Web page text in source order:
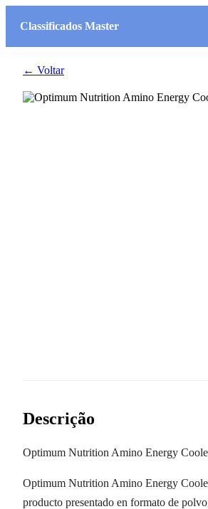
Classificados Master
← Voltar
Descrição
Optimum Nutrition Amino Energy
Optimum Nutrition Amino Energy
producto presentado en formato de